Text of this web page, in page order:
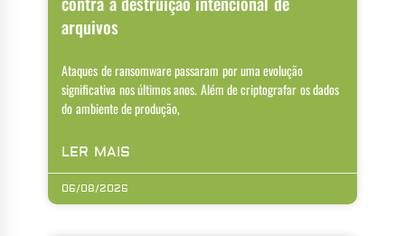
arquivos
Ataques de ransomware passaram por uma evolução
significativa nos últimos anos. Além de criptografar os dados
do ambiente de produção,
LER MAIS
06/08/2026